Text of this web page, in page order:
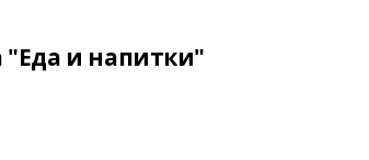
"Еда и напитки"